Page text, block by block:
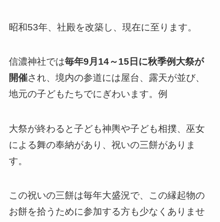
昭和53年、社殿を改築し、現在に至ります。
信濃神社では毎年9月14～15日に秋季例大祭が
開催され、境内の参道には屋台、露天が並び、
地元の子どもたちでにぎわいます。例
大祭が終わると子ども神輿や子ども相撲、巫女
による舞の奉納があり、祝いの三餅がありま
す。
この祝いの三餅は毎年大盛況で、この縁起物の
お餅を拾うために参加する方も少なくありませ